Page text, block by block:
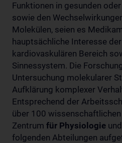
Funktionen in gesunden
sowie den
Molekülen, seien es
hauptsächliche Interesse
kardiovaskulären Bereich
Sinnessystem. Die
Untersuchung molekularer
Aufklärung komplexer
Entsprechend der
über 100
Zentrum für Physiologie
folgenden Abteilungen